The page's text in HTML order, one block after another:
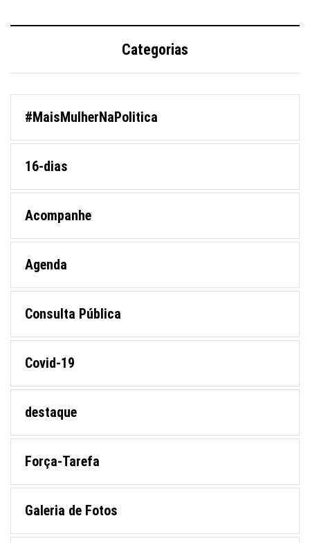
Categorias
#MaisMulherNaPolitica
16-dias
Acompanhe
Agenda
Consulta Pública
Covid-19
destaque
Força-Tarefa
Galeria de Fotos